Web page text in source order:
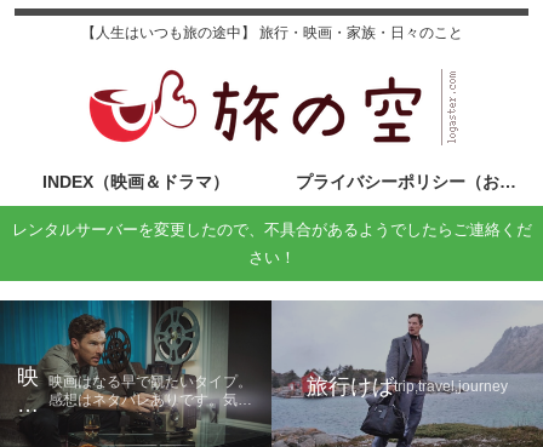
【人生はいつも旅の途中】 旅行・映画・家族・日々のこと
INDEX（映画＆ドラマ） プライバシーポリシー（お問い合わせ）
レンタルサーバーを変更したので、不具合があるようでしたらご連絡くだ
さい！
映
画
の
映画はなる早で観たいタイプ。
感想はネタバレありです。気に
なる方は鑑賞後に読んでくださ
い。
旅行けばtrip,travel,journey